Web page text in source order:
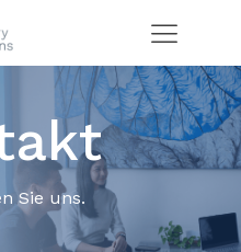
Sie uns.